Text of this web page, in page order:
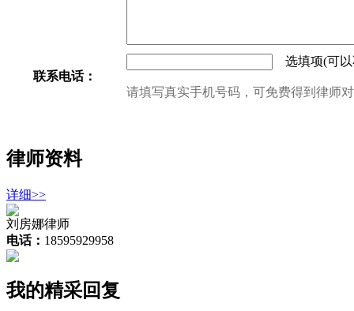
联系电话：
选填项(可以
请填写真实手机号码，可免费得到律师
律师资料
详细>>
刘房娜律师
电话： 18595929958
我的精采回复